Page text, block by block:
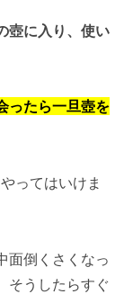
壺に入り、使い
ったら一旦壺を
ってはいけま
面倒くさくなっ
そうしたらすぐ